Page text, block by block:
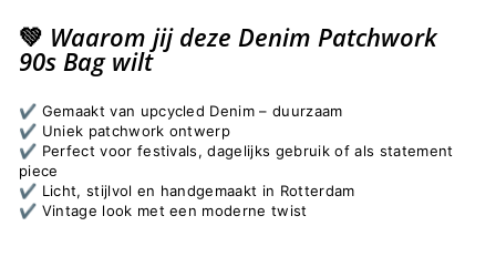
💚 Waarom jij deze Denim Patchwork
90s Bag wilt
✔️ Gemaakt van upcycled Denim – duurzaam
✔️ Uniek patchwork ontwerp
✔️ Perfect voor festivals, dagelijks gebruik of als statement
piece
✔️ Licht, stijlvol en handgemaakt in Rotterdam
✔️ Vintage look met een moderne twist